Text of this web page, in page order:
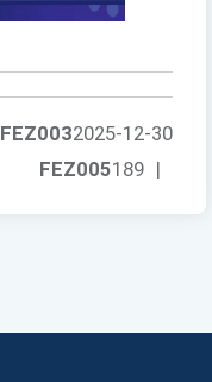
FEZ0032025-12-30
FEZ005189 |